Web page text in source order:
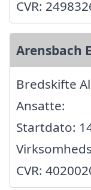
CVR:
Arensbach
Bredskifte
Ansatte:
Startdato:
CVR: